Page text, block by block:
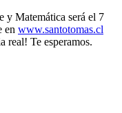
y Matemática será el 7
en www.santotomas.cl
real! Te esperamos.